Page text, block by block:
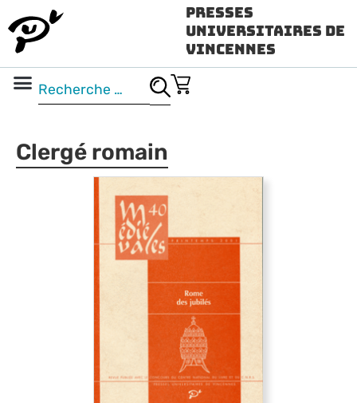
Presses
Universitaires de
Vincennes
Clergé romain